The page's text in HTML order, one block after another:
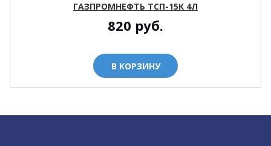
ГАЗПРОМНЕФТЬ ТСП-15К 4Л
820 руб.
В КОРЗИНУ